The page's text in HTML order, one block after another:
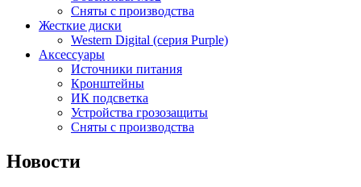
Сняты с производства
Жесткие диски
Western Digital (серия Purple)
Аксессуары
Источники питания
Кронштейны
ИК подсветка
Устройства грозозащиты
Сняты с производства
Новости